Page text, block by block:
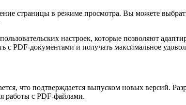
страницы в режиме просмотра. Вы можете
настроек, которые позволяют
с PDF-документами и получать максимальное
что подтверждается выпуском новых версий.
работы с PDF-файлами.